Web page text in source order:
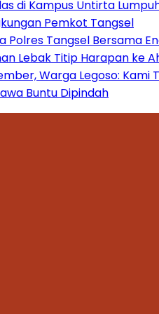
di Kampus Untirta
Pemkot Tangsel
Tangsel Bersama
Lebak Titip Harapan ke
Warga Legoso: Kami
Buntu Dipindah